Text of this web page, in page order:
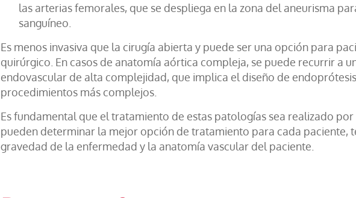
las arterias femorales, que se despliega en la zona del aneurisma
sanguíneo.
Es menos invasiva que la cirugía abierta y puede ser una opción para
quirúrgico. En casos de anatomía aórtica compleja, se puede recurrir a
endovascular de alta complejidad, que implica el diseño de
procedimientos más complejos.
Es fundamental que el tratamiento de estas patologías sea realizado por
pueden determinar la mejor opción de tratamiento para cada paciente,
gravedad de la enfermedad y la anatomía vascular del paciente.